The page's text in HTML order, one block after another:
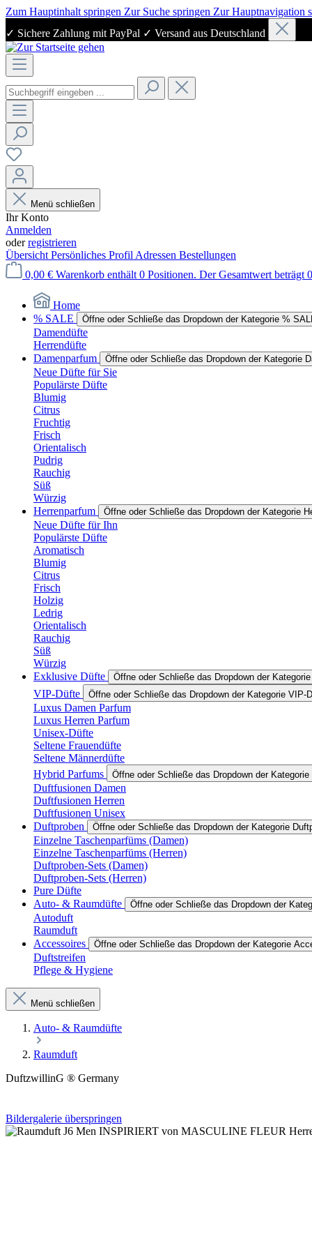
Zum Hauptinhalt springen Zur Suche springen Zur Hauptnavigation
✓ Sichere Zahlung mit PayPal ✓ Versand aus Deutschland
Menü schließen
Ihr Konto
Anmelden
oderregistrieren
Übersicht Persönliches Profil Adressen Bestellungen
0,00 € Warenkorb enthält 0 Positionen. Der Gesamtwert beträgt
Home
% SALE
Öffne oder Schließe das Dropdown der Kategorie %
Damendüfte
Herrendüfte
Damenparfum
Öffne oder Schließe das Dropdown der Kategorie
Neue Düfte für Sie
Populärste Düfte
Blumig
Citrus
Fruchtig
Frisch
Orientalisch
Pudrig
Rauchig
Süß
Würzig
Herrenparfum
Öffne oder Schließe das Dropdown der Kategorie
Neue Düfte für Ihn
Populärste Düfte
Aromatisch
Blumig
Citrus
Frisch
Holzig
Ledrig
Orientalisch
Rauchig
Süß
Würzig
Exklusive Düfte
Öffne oder Schließe das Dropdown der
VIP-Düfte Öffne oder Schließe das Dropdown der Kategorie VIP-
Luxus Damen Parfum
Luxus Herren Parfum
Unisex-Düfte
Seltene Frauendüfte
Seltene Männerdüfte
Hybrid Parfums
Öffne oder Schließe das Dropdown der
Duftfusionen Damen
Duftfusionen Herren
Duftfusionen Unisex
Duftproben
Öffne oder Schließe das Dropdown der Kategorie
Einzelne Taschenparfüms (Damen)
Einzelne Taschenparfüms (Herren)
Duftproben-Sets (Damen)
Duftproben-Sets (Herren)
Pure Düfte
Auto- & Raumdüfte
Öffne oder Schließe das Dropdown der
Autoduft
Raumduft
Accessoires
Öffne oder Schließe das Dropdown der Kategorie
Duftstreifen
Pflege & Hygiene
Menü schließen
Auto- & Raumdüfte
Raumduft
DuftzwillinG ® Germany
Bildergalerie überspringen